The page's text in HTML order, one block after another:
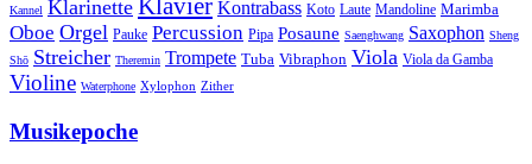
Kannel Klarinette Klavier Kontrabass Koto Laute Mandoline Marimba
Oboe Orgel Pauke Percussion Pipa Posaune Saenghwang Saxophon Sheng
Shō Streicher Theremin Trompete Tuba Vibraphon Viola Viola da Gamba
Violine Waterphone Xylophon Zither
Musikepoche